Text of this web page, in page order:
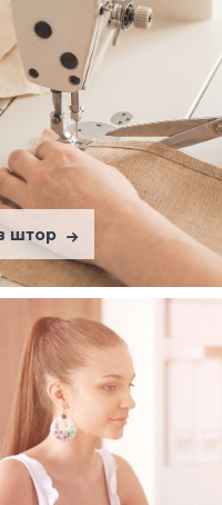
штор